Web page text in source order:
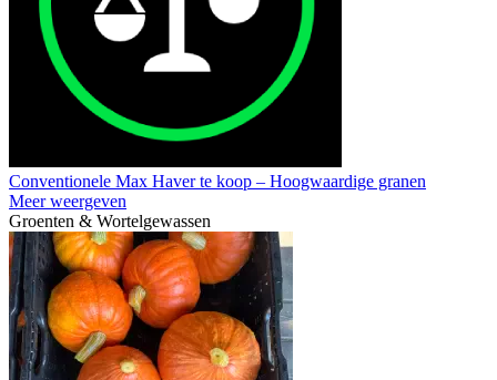
Conventionele Max Haver te koop – Hoogwaardige granen
Meer weergeven
Groenten & Wortelgewassen